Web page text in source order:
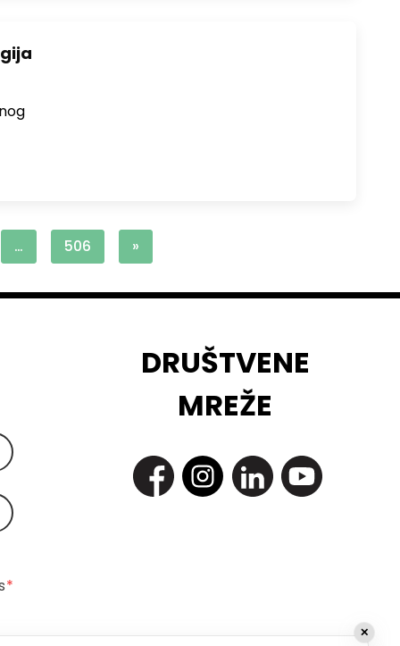
… 506 »
*
DRUŠTVENE
MREŽE
✕